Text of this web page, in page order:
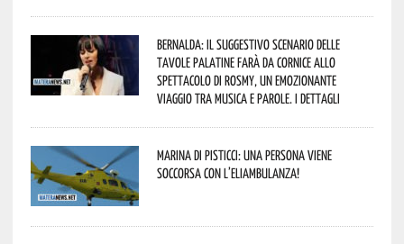
Bernalda: il suggestivo scenario delle
Tavole Palatine farà da cornice allo
spettacolo di Rosmy, un emozionante
viaggio tra musica e parole. I dettagli
Marina di Pisticci: una persona viene
soccorsa con l’eliambulanza!